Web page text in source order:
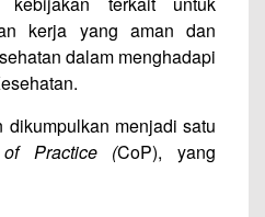
kerja yang aman dan
dalam menghadapi
dikumpulkan menjadi satu
of Practice (CoP), yang